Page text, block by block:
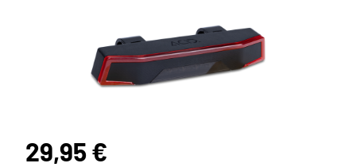
29,95 €